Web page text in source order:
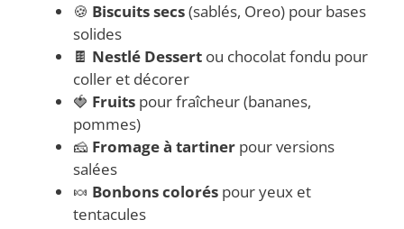
🍪 Biscuits secs(sablés, Oreo) pour bases
solides
🍫 Nestlé Dessert ou chocolat fondu pour
coller et décorer
🍓 Fruits pour fraîcheur (bananes,
pommes)
🧀 Fromage à tartiner pour versions
salées
🍬 Bonbons colorés pour yeux et
tentacules